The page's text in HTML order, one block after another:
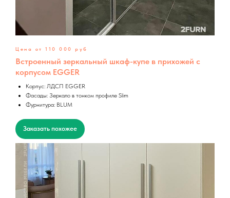
Цена от 110 000 руб
Встроенный зеркальный шкаф-купе в прихожей с
корпусом EGGER
Корпус: ЛДСП EGGER
Фасады: Зеркало в тонком профиле Slim
Фурнитура: BLUM
Заказать похожее